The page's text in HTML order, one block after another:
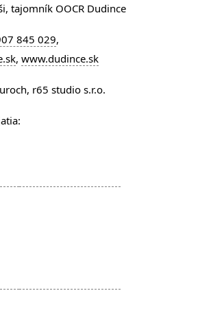
tajomník OOCR Dudince
845 029,
, www.dudince.sk
r65 studio s.r.o.